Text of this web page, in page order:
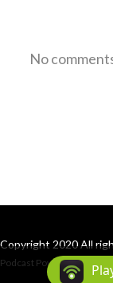
No
Copyright 2020 All
Podcast Powered By